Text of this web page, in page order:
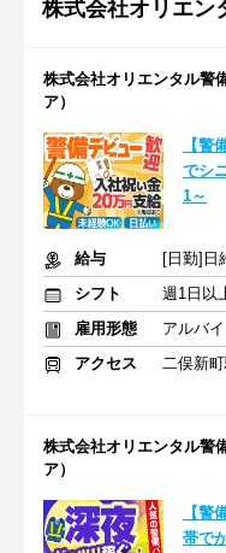
株式会社オリエン
株式会社オリエンタル警
ア）
【
でシ
1～
給与
[日勤]日
シフト
雇用形態
アルバ
アクセス
二俣新
株式会社オリエンタル警
ア）
【
帯で